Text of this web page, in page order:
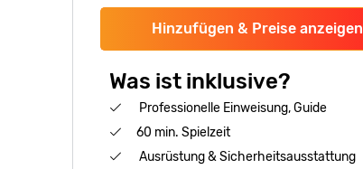
Hinzufügen & Preise anzeigen
Was ist inklusive?
Professionelle Einweisung, Guide
60 min. Spielzeit
Ausrüstung & Sicherheitsausstattung